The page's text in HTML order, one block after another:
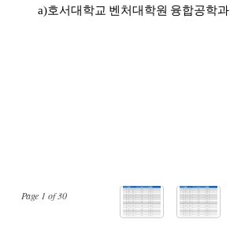
Page 1 of30
a)호서대학교 벤처대학원 융합공학과